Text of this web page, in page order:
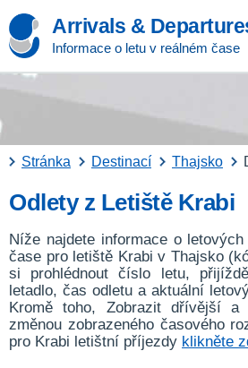
Arrivals &
Informace o letu v reálném čase
Stránka Destinací Thajsko
Odlety z Letiště Krabi
Níže najdete informace o
čase pro letiště Krabi v Thajsko
si prohlédnout číslo letu,
letadlo, čas odletu a aktuální
Kromě toho, Zobrazit dřívější
změnou zobrazeného časového
pro Krabi letištní příjezdy klikněte